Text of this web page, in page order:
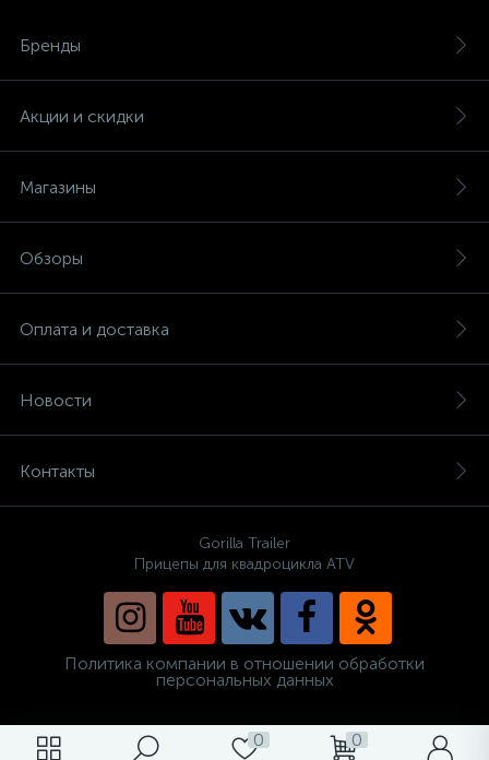
0 0
Бренды
Акции и скидки
Магазины
Обзоры
Оплата и доставка
Новости
Контакты
Gorilla Trailer
Прицепы для квадроцикла ATV
Политика компании в отношении обработки
персональных данных